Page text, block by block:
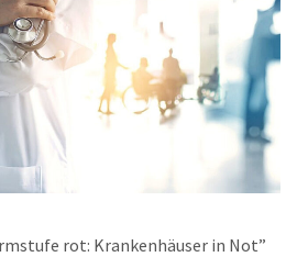
rot: Krankenhäuser in Not”